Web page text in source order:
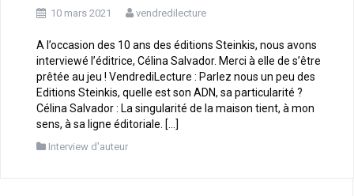
10 mars 2021 vendredilecture
A l’occasion des 10 ans des éditions Steinkis, nous avons
interviewé l’éditrice, Célina Salvador. Merci à elle de s’être
prêtée au jeu ! VendrediLecture : Parlez nous un peu des
Editions Steinkis, quelle est son ADN, sa particularité ?
Célina Salvador : La singularité de la maison tient, à mon
sens, à sa ligne éditoriale. […]
Interview d'auteur